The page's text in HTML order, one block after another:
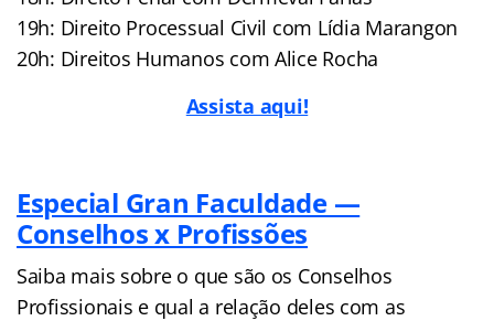
19h: Direito Processual Civil com Lídia Marangon
20h: Direitos Humanos com Alice Rocha
Assista aqui!
Especial Gran Faculdade —
Conselhos x Profissões
Saiba mais sobre o que são os Conselhos
Profissionais e qual a relação deles com as